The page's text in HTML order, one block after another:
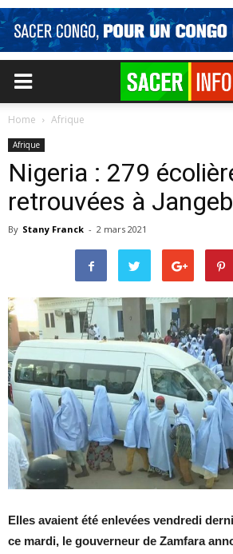
Home Afrique
Afrique
Nigeria : 279
retrouvées à
By Stany Franck - 2 mars 2021
Elles avaient été enlevées vendredi
ce mardi, le gouverneur de Zamfara